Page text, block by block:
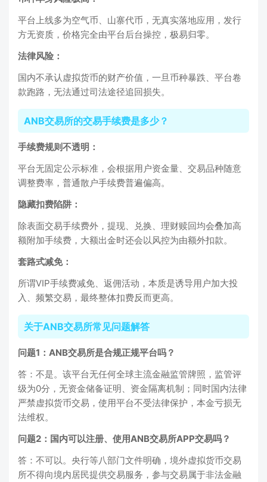
平台上线多为空气币、山寨代币，无真实落地应用，发行
方无资质，价格完全由平台后台操控，极易归零。
法律风险：
国内不承认虚拟货币的财产价值，一旦币种暴跌、平台卷
款跑路，无法通过司法途径追回损失。
ANB交易所的交易手续费是多少？
手续费规则不透明：
平台无固定公示标准，会根据用户资金量、交易品种随意
调整费率，普通散户手续费普遍偏高。
隐藏扣费陷阱：
除表面交易手续费外，提现、兑换、理财赎回均会叠加高
额附加手续费，大额出金时还会以风控为由额外扣款。
套路式减免：
所谓VIP手续费减免、返佣活动，本质是诱导用户加大投
入、频繁交易，最终整体扣费反而更高。
关于ANB交易所常见问题解答
问题1：ANB交易所是合规正规平台吗？
答：不是。该平台无任何全球主流金融监管牌照，监管评
级为0分，无资金储备证明、资金隔离机制；同时国内法律
严禁虚拟货币交易，使用平台不受法律保护，本金亏损无
法维权。
问题2：国内可以注册、使用ANB交易所APP交易吗？
答：不可以。央行等八部门文件明确，境外虚拟货币交易
所不得向境内居民提供交易服务，参与交易属于非法金融